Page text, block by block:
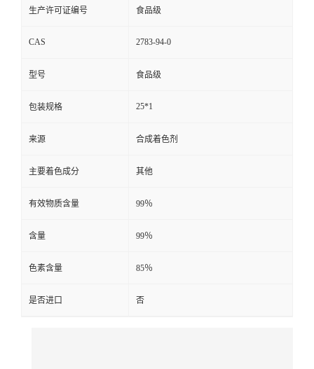
生产许可证编号 食品级
CAS 2783-94-0
型号 食品级
包装规格 25*1
来源 合成着色剂
主要着色成分 其他
有效物质含量 99％
含量 99％
色素含量 85％
是否进口 否